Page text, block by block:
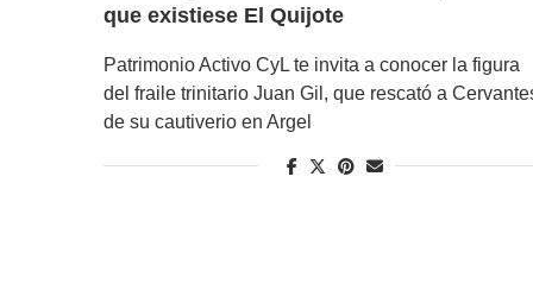
que existiese El Quijote
Patrimonio Activo CyL te invita a conocer la figura
del fraile trinitario Juan Gil, que rescató a
de su cautiverio en Argel